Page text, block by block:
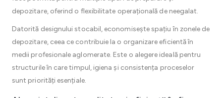
depozitare, oferind o flexibilitate operațională de neegalat.
Datorită designului stocabil, economisește spațiu în zonele de
depozitare, ceea ce contribuie la o organizare eficientă în
medii profesionale aglomerate. Este o alegere ideală pentru
structurile în care timpul, igiena și consistența proceselor
sunt priorități esențiale.